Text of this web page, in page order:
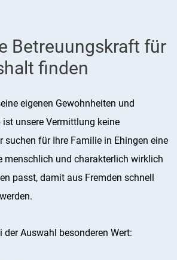
Betreuungskraft für
finden
eigenen Gewohnheiten und
ist unsere Vermittlung keine
suchen für Ihre Familie in Ehingen eine
menschlich und charakterlich wirklich
passt, damit aus Fremden schnell
der Auswahl besonderen Wert: